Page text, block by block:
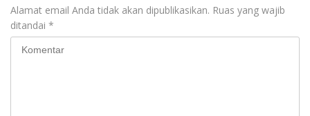
Alamat email Anda tidak akan dipublikasikan. Ruas yang wajib
ditandai *